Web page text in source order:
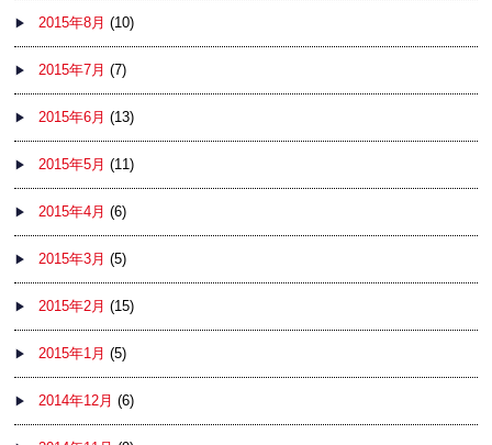
2015年8月 (10)
2015年7月 (7)
2015年6月 (13)
2015年5月 (11)
2015年4月 (6)
2015年3月 (5)
2015年2月 (15)
2015年1月 (5)
2014年12月 (6)